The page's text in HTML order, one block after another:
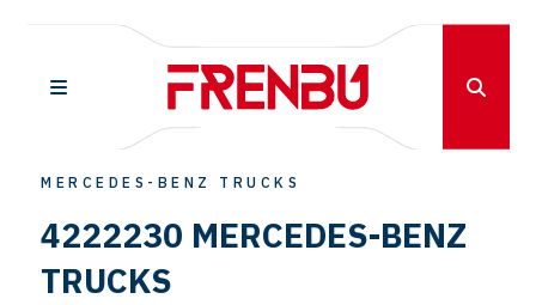
MERCEDES-BENZ TRUCKS
4222230 MERCEDES-BENZ
TRUCKS